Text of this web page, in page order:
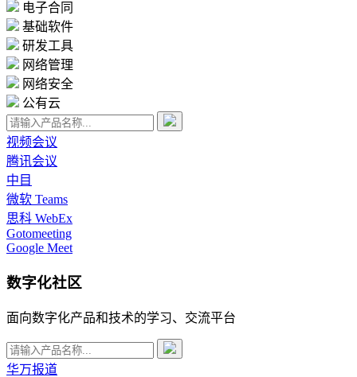
电子合同
基础软件
研发工具
网络管理
网络安全
公有云
视频会议
腾讯会议
中目
微软 Teams
思科 WebEx
Gotomeeting
Google Meet
数字化社区
面向数字化产品和技术的学习、交流平台
华万报道